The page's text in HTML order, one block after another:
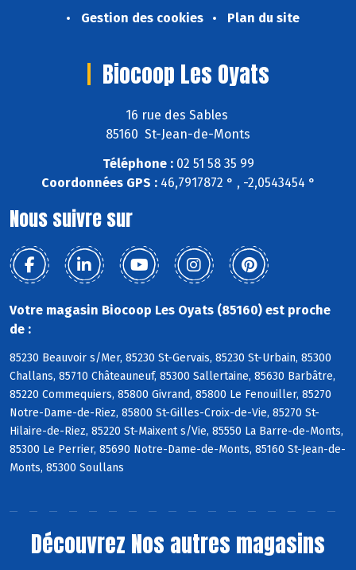
Gestion des cookies
Plan du site
Biocoop Les Oyats
16 rue des Sables
85160 St-Jean-de-Monts
Téléphone :02 51 58 35 99
Coordonnées GPS :46,7917872 ° , -2,0543454 °
Nous suivre sur
Votre magasin Biocoop Les Oyats (85160) est proche
de :
85230 Beauvoir s/Mer, 85230 St-Gervais, 85230 St-Urbain, 85300
Challans, 85710 Châteauneuf, 85300 Sallertaine, 85630 Barbâtre,
85220 Commequiers, 85800 Givrand, 85800 Le Fenouiller, 85270
Notre-Dame-de-Riez, 85800 St-Gilles-Croix-de-Vie, 85270 St-
Hilaire-de-Riez, 85220 St-Maixent s/Vie, 85550 La Barre-de-Monts,
85300 Le Perrier, 85690 Notre-Dame-de-Monts, 85160 St-Jean-de-
Monts, 85300 Soullans
Découvrez Nos autres magasins